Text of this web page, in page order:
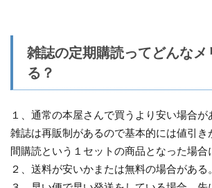
雑誌の定期購読ってどんなメ
る？
１、通常の本屋さんで買うより安い場合が
雑誌は再販制があるので基本的には値引き
間購読という１セットの商品となった場合
２、送料が安いかまたは無料の場合がある。